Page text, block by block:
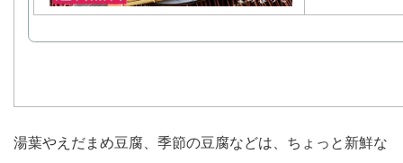
湯葉やえだまめ豆腐、季節の豆腐などは、ちょっと新鮮な